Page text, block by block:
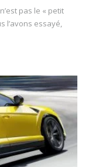
pas le « petit
l’avons essayé,